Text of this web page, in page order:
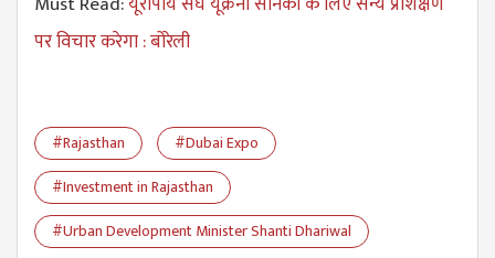
पर विचार करेगा : बोरेली
#Rajasthan
#Dubai Expo
#Investment in Rajasthan
#Urban Development Minister Shanti Dhariwal